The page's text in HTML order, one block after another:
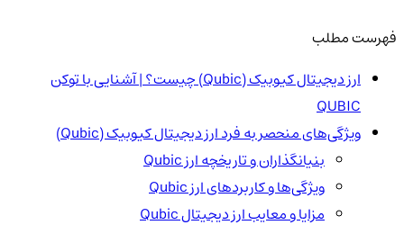
فهرست مطلب
ارز دیجیتال کیوبیک (Qubic) چیست؟ | آشنایی با توکن
QUBIC
ویژگی‌های منحصر به فرد ارز دیجیتال کیوبیک (Qubic)
بنیانگذاران و تاریخچه ارز Qubic
ویژگی‌ها و کاربردهای ارز Qubic
مزایا و معایب ارز دیجیتال Qubic